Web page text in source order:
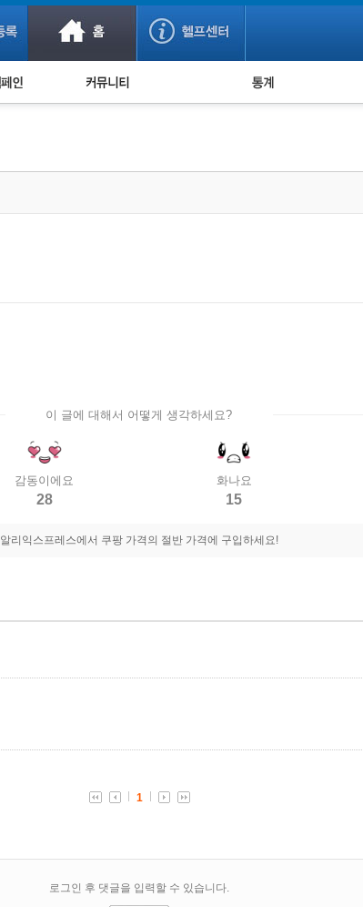
사기 예방했어요! 누적 피해사례 통계
이 글에 대해서 어떻게 생각하세요?
감동이에요
28
화나요
15
알리익스프레스에서 쿠팡 가격의 절반 가격에 구입하세요!